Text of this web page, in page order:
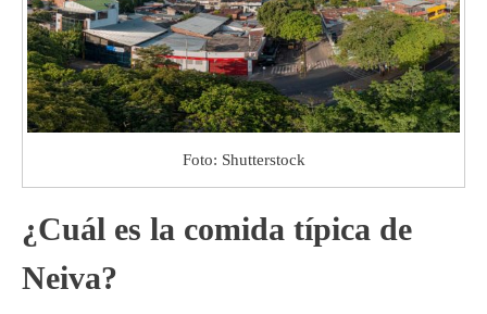
Foto: Shutterstock
¿Cuál es la comida típica de
Neiva?